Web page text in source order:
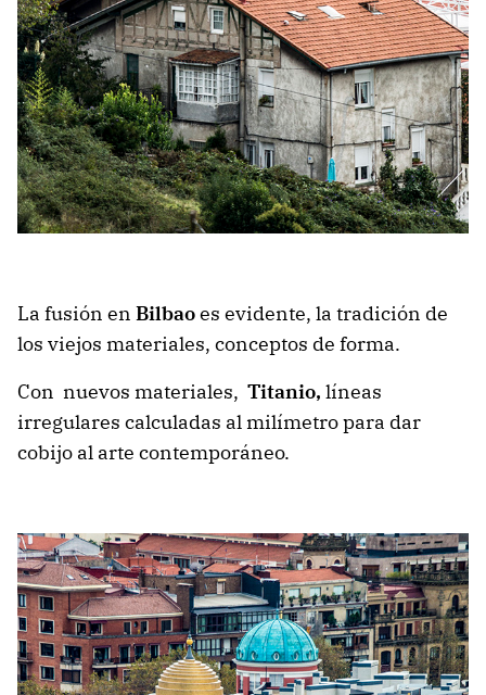
La fusión en Bilbaoes evidente, la tradición de
los viejos materiales, conceptos de forma.
Con nuevos materiales, Titanio, líneas
irregulares calculadas al milímetro para dar
cobijo al arte contemporáneo.